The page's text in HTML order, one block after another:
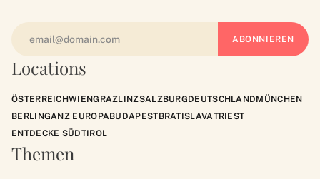
Locations
ÖSTERREICHWIENGRAZLINZSALZBURGDEUTSCHLANDMÜNCHEN
BERLINGANZ EUROPABUDAPESTBRATISLAVATRIEST
ENTDECKE SÜDTIROL
Themen